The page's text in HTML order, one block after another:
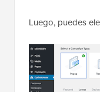
Luego, puedes